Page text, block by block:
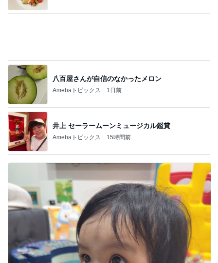
井上 セーラームーンミュージカル鑑賞
Amebaトピックス 15時間前
川崎希 1番早起きな次女の運動
Amebaトピックス 1日前